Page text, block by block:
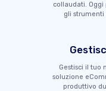
collaudati.
gli strumenti
Gestisci il tuo
soluzione
produttivo